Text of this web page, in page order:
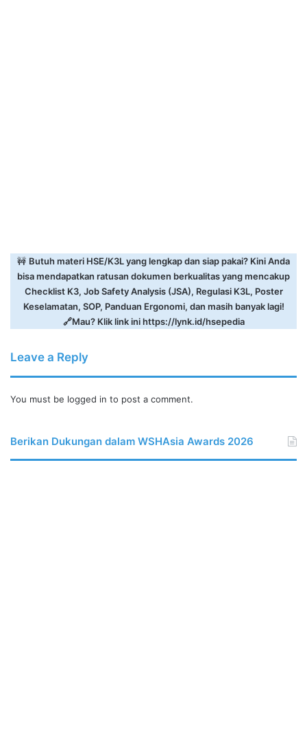
🚧 Butuh materi HSE/K3L yang lengkap dan siap pakai? Kini Anda
bisa mendapatkan ratusan dokumen berkualitas yang mencakup
Checklist K3, Job Safety Analysis (JSA), Regulasi K3L, Poster
Keselamatan, SOP, Panduan Ergonomi, dan masih banyak lagi!
🔗Mau? Klik link inihttps://lynk.id/hsepedia
Leave a Reply
You must be logged in to post a comment.
Berikan Dukungan dalam WSHAsia Awards 2026